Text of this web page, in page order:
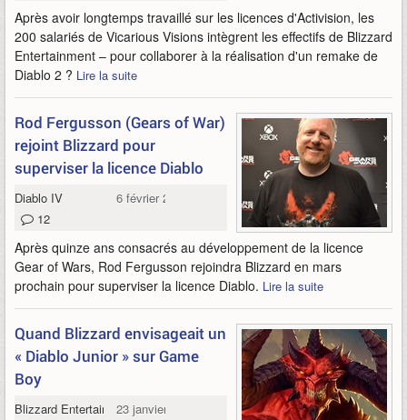
Après avoir longtemps travaillé sur les licences d'Activision, les
200 salariés de Vicarious Visions intègrent les effectifs de Blizzard
Entertainment – pour collaborer à la réalisation d'un remake de
Diablo 2 ? Lire la suite
Rod Fergusson (Gears of War)
rejoint Blizzard pour
superviser la licence Diablo
Diablo IV
6 février 2020
12
Après quinze ans consacrés au développement de la licence
Gear of Wars, Rod Fergusson rejoindra Blizzard en mars
prochain pour superviser la licence Diablo. Lire la suite
Quand Blizzard envisageait un
« Diablo Junior » sur Game
Boy
Blizzard Entertainment23 janvier 2019